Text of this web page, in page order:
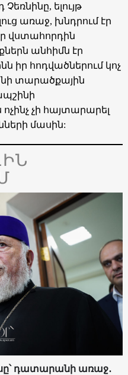
ելույթ
առաջ, խնդրում էր
վստահորդին
անհիմն էր
իր հոդվածներում կոչ
տարածքային
չի հայտարարել
մասին:
դատարանի առաջ․